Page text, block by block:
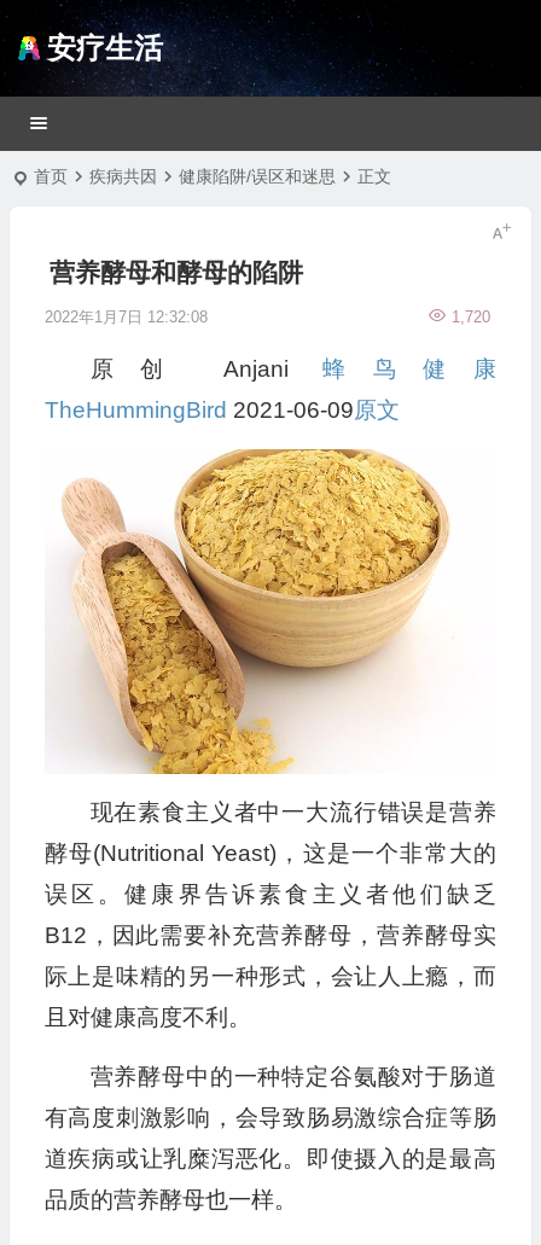
安疗生活
首页 疾病共因 健康陷阱/误区和迷思 正文
营养酵母和酵母的陷阱
2022年1月7日 12:32:08 1,720
原创 Anjani蜂鸟健康
TheHummingBird 2021-06-09原文
现在素食主义者中一大流行错误是营养
酵母(Nutritional Yeast)，这是一个非常大的
误区。健康界告诉素食主义者他们缺乏
B12，因此需要补充营养酵母，营养酵母实
际上是味精的另一种形式，会让人上瘾，而
且对健康高度不利。
营养酵母中的一种特定谷氨酸对于肠道
有高度刺激影响，会导致肠易激综合症等肠
道疾病或让乳糜泻恶化。即使摄入的是最高
品质的营养酵母也一样。